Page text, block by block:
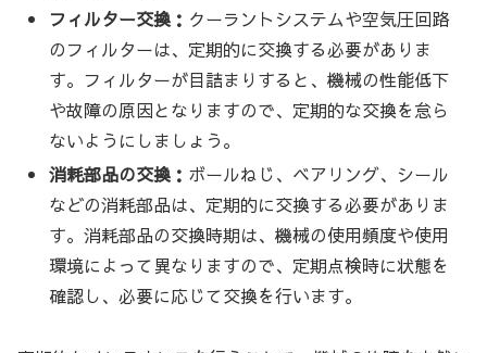
フィルター交換： クーラントシステムや空気圧回路
のフィルターは、定期的に交換する必要がありま
す。フィルターが目詰まりすると、機械の性能低下
や故障の原因となりますので、定期的な交換を怠ら
ないようにしましょう。
消耗部品の交換： ボールねじ、ベアリング、シール
などの消耗部品は、定期的に交換する必要がありま
す。消耗部品の交換時期は、機械の使用頻度や使用
環境によって異なりますので、定期点検時に状態を
確認し、必要に応じて交換を行います。